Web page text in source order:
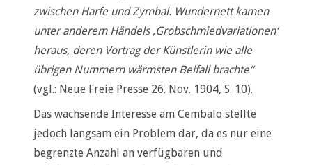
zwischen Harfe und Zymbal. Wundernett kamen
unter anderem Händels ,Grobschmiedvariationen‘
heraus, deren Vortrag der Künstlerin wie alle
übrigen Nummern wärmsten Beifall brachte“
(vgl.: Neue Freie Presse 26. Nov. 1904, S. 10).
Das wachsende Interesse am Cembalo stellte
jedoch langsam ein Problem dar, da es nur eine
begrenzte Anzahl an verfügbaren und